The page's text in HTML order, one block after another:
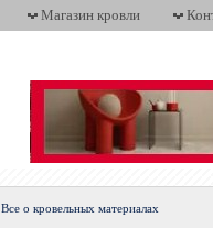
Магазин кровли
|Все о кровельных материалах